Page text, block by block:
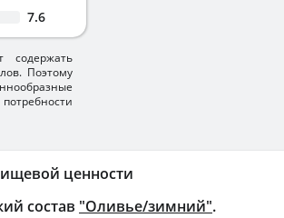
ценности
состав "Оливье/зимний".
7.6
содержать
Поэтому